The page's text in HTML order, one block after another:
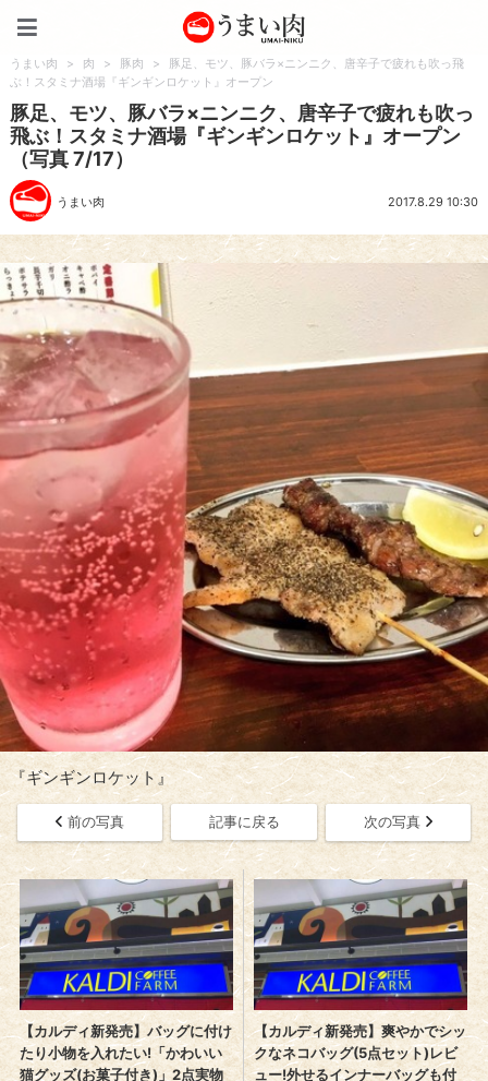
うまい肉 > 肉 > 豚肉 >
豚足、モツ、豚バラ×ニンニク、唐辛子で疲れも吹っ飛
ぶ！スタミナ酒場『ギンギンロケット』オープン
豚足、モツ、豚バラ×ニンニク、唐辛子で疲れも吹っ
飛ぶ！スタミナ酒場『ギンギンロケット』オープン
（写真 7/17）
うまい肉 2017.8.29 10:30
『ギンギンロケット』
前の写真 記事に戻る 次の写真